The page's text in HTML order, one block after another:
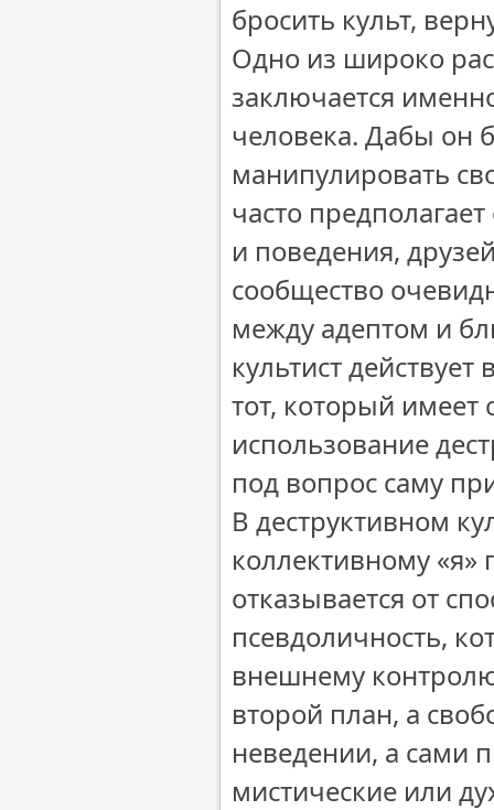
бросить культ,
Одно из широко
заключается
человека. Дабы он
манипулировать
часто
и поведения,
сообщество
между адептом и
культист
тот, который
использование
под вопрос саму
В деструктивном
коллективному
отказывается от
псевдоличность,
внешнему
второй план, а
неведении, а сами
мистические или